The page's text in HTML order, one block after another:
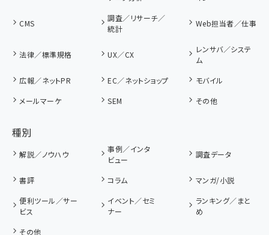
CMS
調査／リサーチ／
統計
Web担当者／仕事
法律／標準規格 UX／CX
レンサバ／システ
ム
広報／ネットPR
EC／ネットショップ
モバイル
メールマーケ
SEM その他
種別
解説／ノウハウ
事例／インタ
ビュー
調査データ
書評 コラム
マンガ/小説
便利ツール／サー
ビス
イベント／セミ
ナー
ランキング／まと
め
その他